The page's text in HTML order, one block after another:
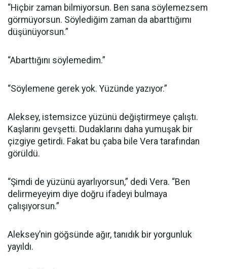
“Hiçbir zaman bilmiyorsun. Ben sana söylemezsem
görmüyorsun. Söylediğim zaman da abarttığımı
düşünüyorsun.”
“Abarttığını söylemedim.”
“Söylemene gerek yok. Yüzünde yazıyor.”
Aleksey, istemsizce yüzünü değiştirmeye çalıştı.
Kaşlarını gevşetti. Dudaklarını daha yumuşak bir
çizgiye getirdi. Fakat bu çaba bile Vera tarafından
görüldü.
“Şimdi de yüzünü ayarlıyorsun,” dedi Vera. “Ben
delirmeyeyim diye doğru ifadeyi bulmaya
çalışıyorsun.”
Aleksey’nin göğsünde ağır, tanıdık bir yorgunluk
yayıldı.